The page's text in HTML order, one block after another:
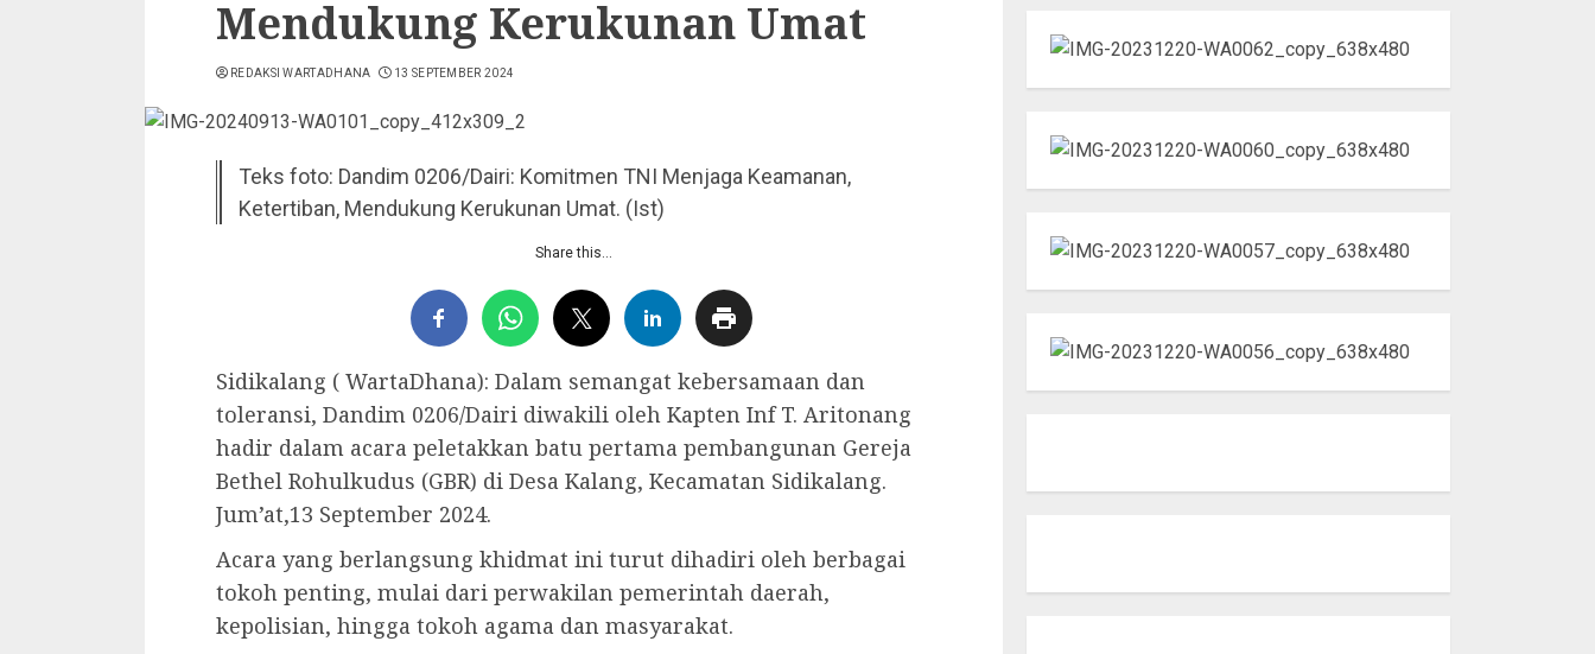
Mendukung Kerukunan Umat
REDAKSI WARTADHANA 13 SEPTEMBER 2024
Teks foto: Dandim 0206/Dairi: Komitmen TNI Menjaga Keamanan,
Ketertiban, Mendukung Kerukunan Umat. (Ist)
Share this…
Sidikalang ( WartaDhana): Dalam semangat kebersamaan dan
toleransi, Dandim 0206/Dairi diwakili oleh Kapten Inf T. Aritonang
hadir dalam acara peletakkan batu pertama pembangunan Gereja
Bethel Rohulkudus (GBR) di Desa Kalang, Kecamatan Sidikalang.
Jum’at,13 September 2024.
Acara yang berlangsung khidmat ini turut dihadiri oleh berbagai
tokoh penting, mulai dari perwakilan pemerintah daerah,
kepolisian, hingga tokoh agama dan masyarakat.